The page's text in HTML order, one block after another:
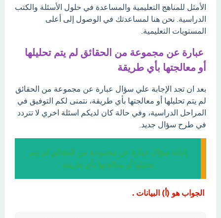
الأمثل للمناهج التعليمية والمساعدة في حلول الأسئلة والكتب
الدراسية. نحن هنا لمساعدتك في الوصول إلى أعلى
المستويات التعليمية.
عبارة عن مجموعة من الحقائق لم يتم تحليلها
أو معالجتها بأي طريقة
بعد ان تجد الإجابة علي سؤال عبارة عن مجموعة من الحقائق
لم يتم تحليلها أو معالجتها بأي طريقة، نتمنى لكم التوفيق في
المراحل الدراسية، وفي حالة كان لديكم اسئلة اخري لا تتردد
في طرح سؤال جديد.
إجابة سؤال عبارة عن مجموعة من الحقائق لم يتم
تحليلها أو معالجتها بأي طريقة
الجواب هو (أ) البيانات .